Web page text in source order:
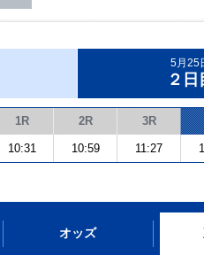
5月25
２日
1R 2R 3R
10:31 10:59 11:27
オッズ